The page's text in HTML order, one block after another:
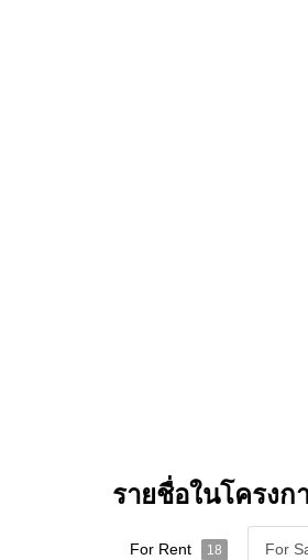
รายชื่อในโครงก
For Rent 18 For